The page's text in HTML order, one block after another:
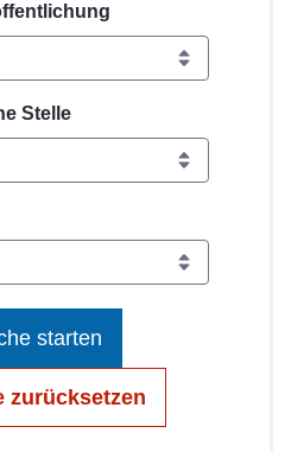
Stelle
starten
zurücksetzen